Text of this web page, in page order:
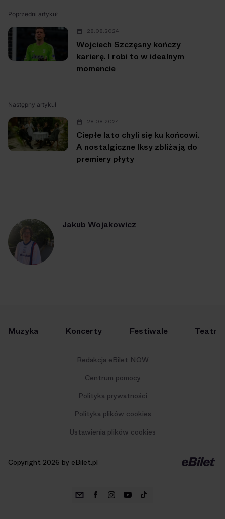
Poprzedni artykuł
28.08.2024
Wojciech Szczęsny kończy
karierę. I robi to w idealnym
momencie
Następny artykuł
28.08.2024
Ciepłe lato chyli się ku końcowi.
A nostalgiczne Iksy zbliżają do
premiery płyty
Jakub Wojakowicz
Muzyka Koncerty Festiwale Teatr
Redakcja eBilet NOW
Centrum pomocy
Polityka prywatności
Polityka plików cookies
Ustawienia plików cookies
Copyright 2026 by eBilet.pl